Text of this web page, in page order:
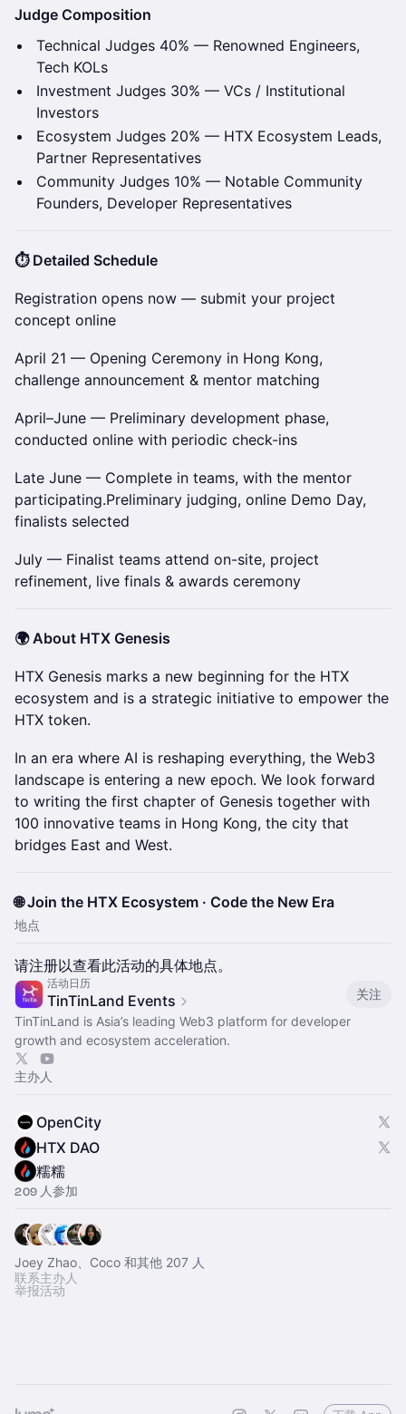
Judge Composition
Technical Judges 40% — Renowned Engineers,
Tech KOLs
Investment Judges 30% — VCs / Institutional
Investors
Ecosystem Judges 20% — HTX Ecosystem Leads,
Partner Representatives
Community Judges 10% — Notable Community
Founders, Developer Representatives
⏱️ Detailed Schedule
Registration opens now — submit your project
concept online
April 21 — Opening Ceremony in Hong Kong,
challenge announcement & mentor matching
April–June — Preliminary development phase,
conducted online with periodic check-ins
Late June — Complete in teams, with the mentor
participating.Preliminary judging, online Demo Day,
finalists selected
July — Finalist teams attend on-site, project
refinement, live finals & awards ceremony
🌍 About HTX Genesis
HTX Genesis marks a new beginning for the HTX
ecosystem and is a strategic initiative to empower the
HTX token.
In an era where AI is reshaping everything, the Web3
landscape is entering a new epoch. We look forward
to writing the first chapter of Genesis together with
100 innovative teams in Hong Kong, the city that
bridges East and West.
🌐 Join the HTX Ecosystem · Code the New Era
地点
请注册以查看此活动的具体地点。
活动日历
TinTinLand Events
关注
TinTinLand is Asia’s leading Web3 platform for developer
growth and ecosystem acceleration.
主办人
OpenCity
HTX DAO
糯糯
209 人参加
Joey Zhao、Coco 和其他 207 人
联系主办人
举报活动